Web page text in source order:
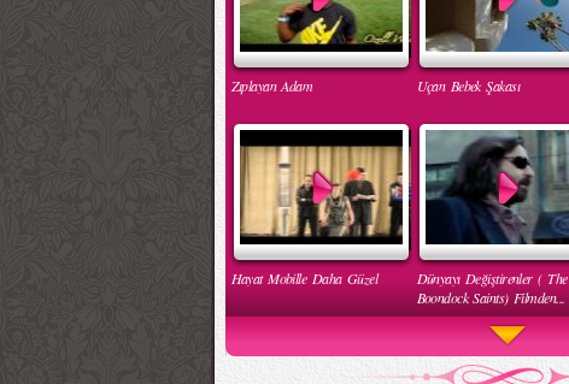
Zıplayan Adam Uçan Bebek Şakası
Hayat Mobille Daha Güzel
Dünyayı Değiştirenler ( The
Boondock Saints) Filmden...